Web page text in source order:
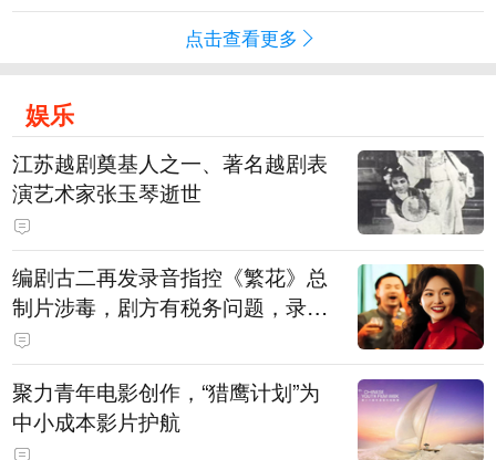
点击查看更多
娱乐
江苏越剧奠基人之一、著名越剧表
演艺术家张玉琴逝世
编剧古二再发录音指控《繁花》总
制片涉毒，剧方有税务问题，录音
中王家卫称“一点够了，要不然又要
出事”
聚力青年电影创作，“猎鹰计划”为
中小成本影片护航